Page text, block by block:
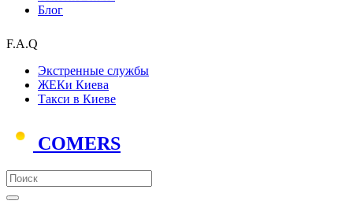
Блог
F.A.Q
Экстренные службы
ЖЕКи Киева
Такси в Киеве
COMERS